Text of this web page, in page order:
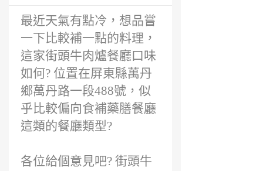
最近天氣有點冷，想品嘗
一下比較補一點的料理，
這家街頭牛肉爐餐廳口味
如何? 位置在屏東縣萬丹
鄉萬丹路一段488號，似
乎比較偏向食補藥膳餐廳
這類的餐廳類型?
各位給個意見吧? 街頭牛